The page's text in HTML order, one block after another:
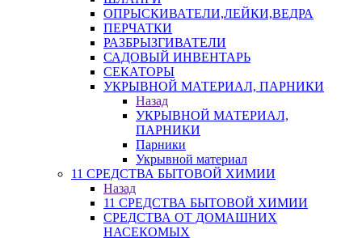
ОПРЫСКИВАТЕЛИ,ЛЕЙКИ,ВЕДРА
ПЕРЧАТКИ
РАЗБРЫЗГИВАТЕЛИ
САДОВЫЙ ИНВЕНТАРЬ
СЕКАТОРЫ
УКРЫВНОЙ МАТЕРИАЛ, ПАРНИКИ
Назад
УКРЫВНОЙ МАТЕРИАЛ,
ПАРНИКИ
Парники
Укрывной материал
11 СРЕДСТВА БЫТОВОЙ ХИМИИ
Назад
11 СРЕДСТВА БЫТОВОЙ ХИМИИ
СРЕДСТВА ОТ ДОМАШНИХ
НАСЕКОМЫХ